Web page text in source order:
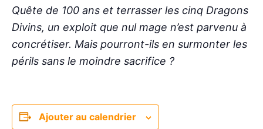
Quête de 100 ans et terrasser les cinq Dragons
Divins, un exploit que nul mage n’est parvenu à
concrétiser. Mais pourront-ils en surmonter les
périls sans le moindre sacrifice ?
Ajouter au calendrier